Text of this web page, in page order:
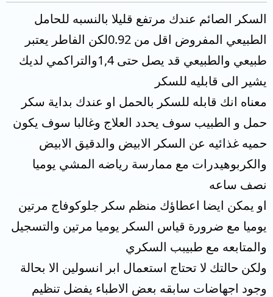
السكر الصائم عندك مرتفع قليلا بالنسبه للحامل
الطبيعي المفروض اقل من 0.92لكن الفاطر يعتبر
طبيعي والطبيعي قد يصل حتى 1,4والتراكمي لديك
يشير الى قابليه للسكر
معناه انك قابله للسكر بالحمل او عندك بداية سكر
حمل و الطبيب سوف يحدد العلاج وغالبا سوف يكون
حميه غذائيه عن السكر الابيض والدقيق الابيض
والكربوهيدرات مع ممارسة رياضه المشي يوميا
نصف ساعه
او يمكن ايضا اعطاؤك منظم سكر جلوكوفاج مرتين
يوميا مع ضرورة قياس السكر يوميا مرتين والتسجيل
والمتابعه مع طبيبب السكري
ولكن حالتك لا تحتاج استعمال ابر انسولين الا بحالة
وجود اجهاضات سابقه بعض الاطباء يفضل تنظيم